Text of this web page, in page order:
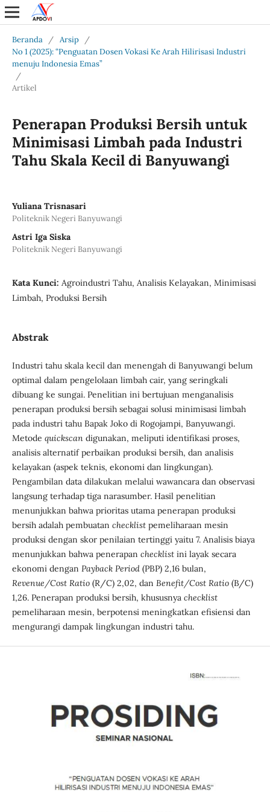
Beranda / Arsip
/
No 1 (2025): “Penguatan Dosen Vokasi Ke Arah Hilirisasi Industri
menuju Indonesia Emas”
/
Artikel
Penerapan Produksi Bersih untuk
Minimisasi Limbah pada Industri
Tahu Skala Kecil di Banyuwangi
Yuliana Trisnasari
Politeknik Negeri Banyuwangi
Astri Iga Siska
Politeknik Negeri Banyuwangi
Kata Kunci: Agroindustri Tahu, Analisis Kelayakan, Minimisasi
Limbah, Produksi Bersih
Abstrak
Industri tahu skala kecil dan menengah di Banyuwangi belum
optimal dalam pengelolaan limbah cair, yang seringkali
dibuang ke sungai. Penelitian ini bertujuan menganalisis
penerapan produksi bersih sebagai solusi minimisasi limbah
pada industri tahu Bapak Joko di Rogojampi, Banyuwangi.
Metode quickscandigunakan, meliputi identifikasi proses,
analisis alternatif perbaikan produksi bersih, dan analisis
kelayakan (aspek teknis, ekonomi dan lingkungan).
Pengambilan data dilakukan melalui wawancara dan observasi
langsung terhadap tiga narasumber. Hasil penelitian
menunjukkan bahwa prioritas utama penerapan produksi
bersih adalah pembuatan checklistpemeliharaan mesin
produksi dengan skor penilaian tertinggi yaitu 7. Analisis biaya
menunjukkan bahwa penerapan checklistini layak secara
ekonomi dengan Payback Period(PBP) 2,16 bulan,
Revenue/Cost Ratio(R/C) 2,02, dan Benefit/Cost Ratio(B/C)
1,26. Penerapan produksi bersih, khususnya checklist
pemeliharaan mesin, berpotensi meningkatkan efisiensi dan
mengurangi dampak lingkungan industri tahu.